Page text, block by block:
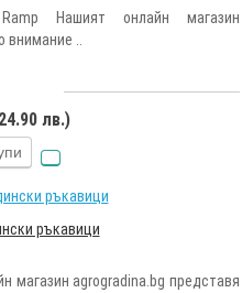
Нашият онлайн магазин
внимание ..
лв.)
ръкавици
магазин agrogradina.bg представя